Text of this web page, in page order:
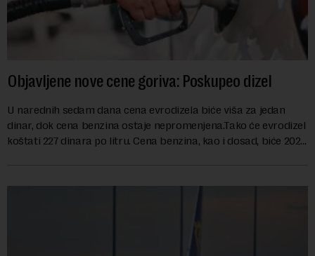
Objavljene nove cene goriva: Poskupeo dizel
U narednih sedam dana cena evrodizela biće viša za jedan
dinar, dok cena benzina ostaje nepromenjena.Tako će evrodizel
koštati 227 dinara po litru. Cena benzina, kao i dosad, biće 202